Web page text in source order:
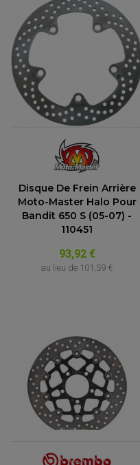
Disque De Frein Arrière
Moto-Master Halo Pour
Bandit 650 S (05-07) -
110451
93,92 €
au lieu de 101,59 €